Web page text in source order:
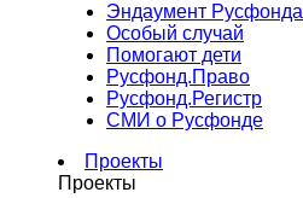
Эндаумент Русфонда
Особый случай
Помогают дети
Русфонд.Право
Русфонд.Регистр
СМИ о Русфонде
Проекты
Проекты